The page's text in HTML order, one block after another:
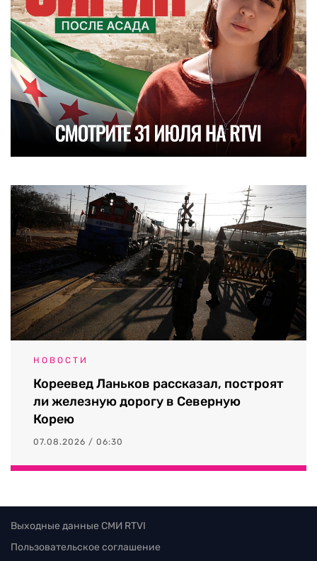
НОВОСТИ
Кореевед Ланьков рассказал, построят
ли железную дорогу в Северную
Корею
07.08.2026 / 06:30
Выходные данные СМИ RTVI
Пользовательское соглашение